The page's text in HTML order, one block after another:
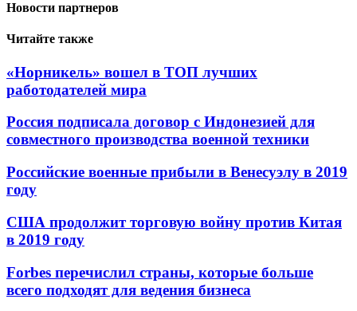
Новости партнеров
Читайте также
«Норникель» вошел в ТОП лучших
работодателей мира
Россия подписала договор с Индонезией для
совместного производства военной техники
Российские военные прибыли в Венесуэлу в 2019
году
США продолжит торговую войну против Китая
в 2019 году
Forbes перечислил страны, которые больше
всего подходят для ведения бизнеса